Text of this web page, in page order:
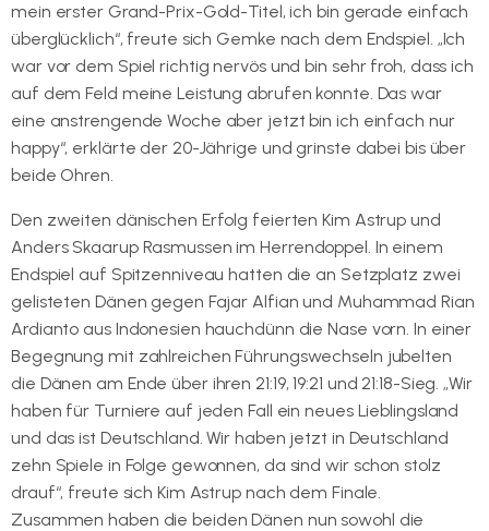
mein erster Grand-Prix-Gold-Titel, ich bin gerade einfach
überglücklich“, freute sich Gemke nach dem Endspiel. „Ich
war vor dem Spiel richtig nervös und bin sehr froh, dass ich
auf dem Feld meine Leistung abrufen konnte. Das war
eine anstrengende Woche aber jetzt bin ich einfach nur
happy“, erklärte der 20-Jährige und grinste dabei bis über
beide Ohren.
Den zweiten dänischen Erfolg feierten Kim Astrup und
Anders Skaarup Rasmussen im Herrendoppel. In einem
Endspiel auf Spitzenniveau hatten die an Setzplatz zwei
gelisteten Dänen gegen Fajar Alfian und Muhammad Rian
Ardianto aus Indonesien hauchdünn die Nase vorn. In einer
Begegnung mit zahlreichen Führungswechseln jubelten
die Dänen am Ende über ihren 21:19, 19:21 und 21:18-Sieg. „Wir
haben für Turniere auf jeden Fall ein neues Lieblingsland
und das ist Deutschland. Wir haben jetzt in Deutschland
zehn Spiele in Folge gewonnen, da sind wir schon stolz
drauf“, freute sich Kim Astrup nach dem Finale.
Zusammen haben die beiden Dänen nun sowohl die